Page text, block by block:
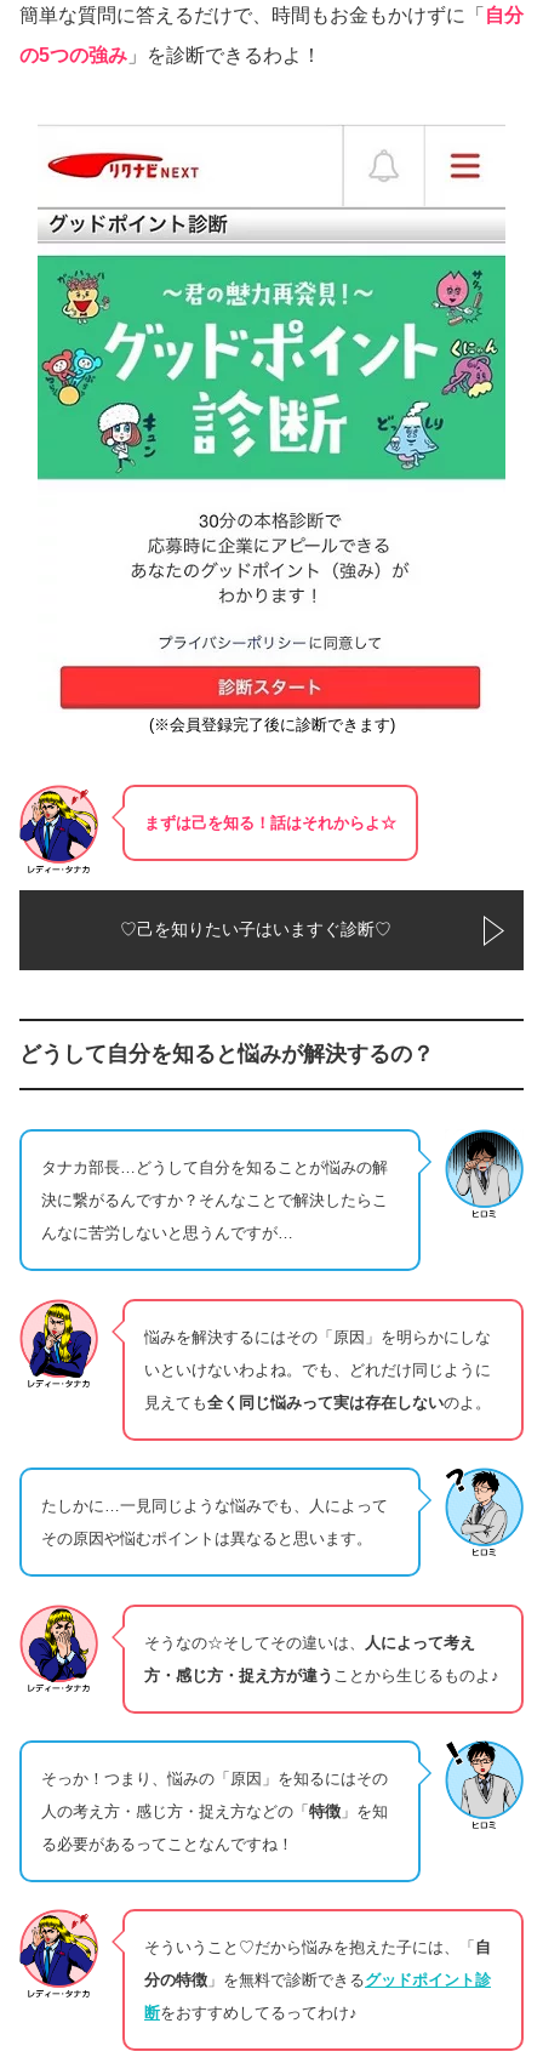
簡単な質問に答えるだけで、時間もお金もかけずに「 自分
の5つの強み 」を診断できるわよ！
(※会員登録完了後に診断できます)
まずは己を知る！話はそれからよ☆
♡己を知りたい子はいますぐ診断♡
どうして自分を知ると悩みが解決するの？
タナカ部長…どうして自分を知ることが悩みの解
決に繋がるんですか？そんなことで解決したらこ
んなに苦労しないと思うんですが…
悩みを解決するにはその「原因」を明らかにしな
いといけないわよね。でも、どれだけ同じように
見えても全く同じ悩みって実は存在しないのよ。
たしかに…一見同じような悩みでも、人によって
その原因や悩むポイントは異なると思います。
そうなの☆そしてその違いは、
人によって考え
方・感じ方・捉え方が違う ことから生じるものよ♪
そっか！つまり、悩みの「原因」を知るにはその
人の考え方・感じ方・捉え方などの「 特徴 」を知
る必要があるってことなんですね！
そういうこと♡だから悩みを抱えた子には、「 自
分の特徴 」を無料で診断できるグッドポイント診
断をおすすめしてるってわけ♪